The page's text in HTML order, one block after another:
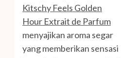
Kitschy Feels Golden
Hour Extrait de Parfum
menyajikan aroma segar
yang memberikan sensasi